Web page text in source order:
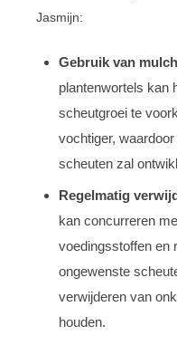
Jasmijn:
Gebruik van
plantenwortels kan
scheutgroei te
vochtiger,
scheuten zal
Regelmatig
kan concurreren
voedingsstoffen en
ongewenste
verwijderen van
houden.